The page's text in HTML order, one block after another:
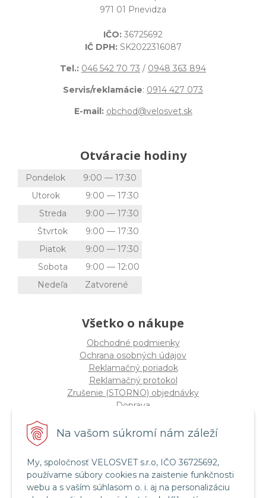
Na vašom súkromí nám záleží
My, spoločnosť VELOSVET s.r.o, IČO 36725692,
používame súbory cookies na zaistenie funkčnosti
webu a s vaším súhlasom o. i. aj na personalizáciu
971 01 Prievidza
IČO: 36725692
IČ DPH: SK2022316087
Tel.: 046 542 70 73 / 0948 363 894
Servis/reklamácie: 0914 427 073
E-mail: obchod@velosvet.sk
Otváracie hodiny
Pondelok
9:00 — 17:30
Utorok
9:00 — 17:30
Streda
9:00 — 17:30
Štvrtok
9:00 — 17:30
Piatok
9:00 — 17:30
Sobota
9:00 — 12:00
Nedeľa
Zatvorené
Všetko o nákupe
Obchodné podmienky
Ochrana osobných údajov
Reklamačný poriadok
Reklamačný protokol
Zrušenie (STORNO) objednávky
Doprava
Štatút súťaže "Vianoce 2025"
Servis a služby
Servis bicyklov a elektrobicyklov